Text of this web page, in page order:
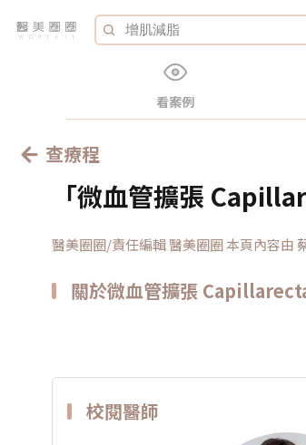
看案例
查療程
「微血管擴張
醫美圈圈/責任編輯 醫美圈圈本頁內容由
關於微血管擴張
校閱醫師